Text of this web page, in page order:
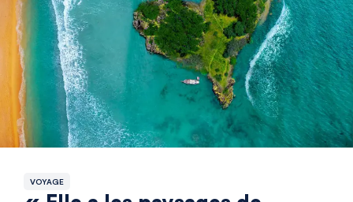
VOYAGE